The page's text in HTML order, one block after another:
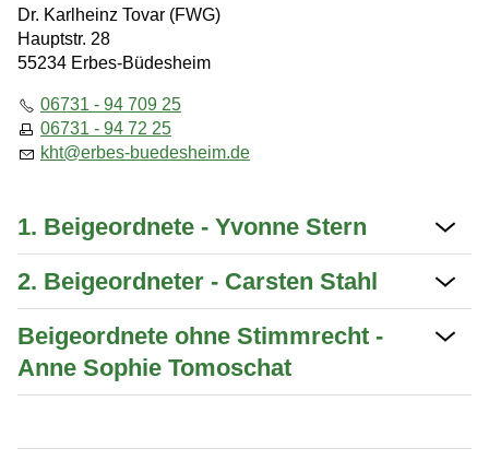
Ratsinformationssystem
Gemeinderat
Mitglieder
Sitzungstermine / Niederschriften
Wahlergebnisse
Bildergalerien
Partnerschaft
Bürgerservice
Dr. Karlheinz Tovar (FWG)
Hauptstr. 28
55234 Erbes-Büdesheim
06731 - 94 709 25
06731 - 94 72 25
kht
rb s-b d sh m d
1. Beigeordnete - Yvonne Stern
2. Beigeordneter - Carsten Stahl
Beigeordnete ohne Stimmrecht -
Anne Sophie Tomoschat